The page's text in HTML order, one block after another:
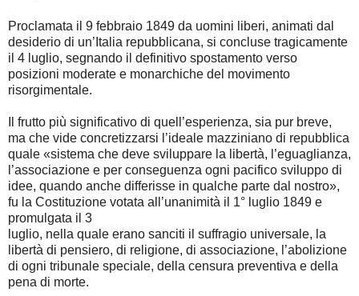
Proclamata il 9 febbraio 1849 da uomini liberi, animati dal
desiderio di un’Italia repubblicana, si concluse tragicamente
il 4 luglio, segnando il definitivo spostamento verso
posizioni moderate e monarchiche del movimento
risorgimentale.
Il frutto più significativo di quell’esperienza, sia pur breve,
ma che vide concretizzarsi l’ideale mazziniano di repubblica
quale «sistema che deve sviluppare la libertà, l’eguaglianza,
l’associazione e per conseguenza ogni pacifico sviluppo di
idee, quando anche differisse in qualche parte dal nostro»,
fu la Costituzione votata all’unanimità il 1° luglio 1849 e
promulgata il 3
luglio, nella quale erano sanciti il suffragio universale, la
libertà di pensiero, di religione, di associazione, l’abolizione
di ogni tribunale speciale, della censura preventiva e della
pena di morte.